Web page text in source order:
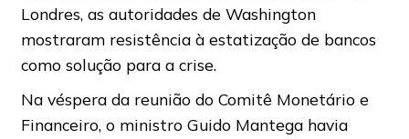
Londres, as autoridades de Washington
mostraram resistência à estatização de bancos
como solução para a crise.
Na véspera da reunião do Comitê Monetário e
Financeiro, o ministro Guido Mantega havia